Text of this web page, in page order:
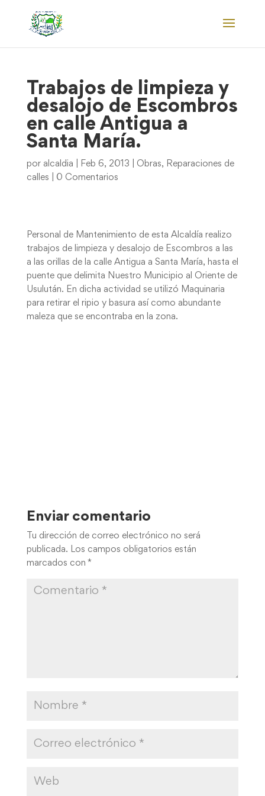
Trabajos de limpieza y
desalojo de Escombros
en calle Antigua a
Santa María.
por alcaldia Feb 6, 2013 Obras, Reparaciones de
calles
0 Comentarios
Personal de Mantenimiento de esta Alcaldía realizo
trabajos de limpieza y desalojo de Escombros a las
a las orillas de la calle Antigua a Santa María, hasta el
puente que delimita Nuestro Municipio al Oriente de
Usulután. En dicha actividad se utilizó Maquinaria
para retirar el ripio y basura así como abundante
maleza que se encontraba en la zona.
Enviar comentario
Tu dirección de correo electrónico no será
publicada. Los campos obligatorios están
marcados con *